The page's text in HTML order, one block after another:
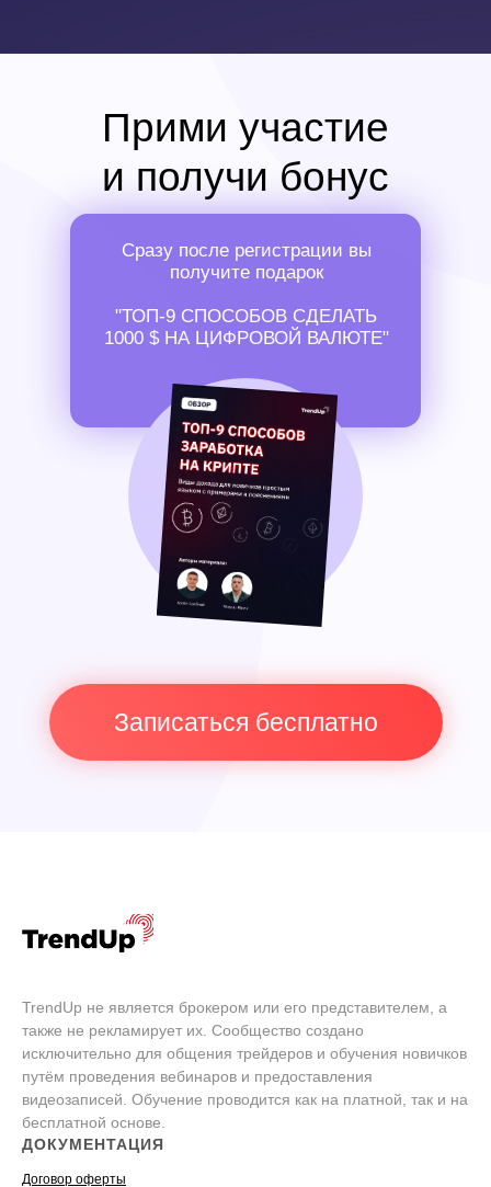
Сразу после регистрации вы
получите подарок
"ТОП-9 СПОСОБОВ СДЕЛАТЬ
1000 $ НА ЦИФРОВОЙ ВАЛЮТЕ"
Прими участие
и получи бонус
Записаться бесплатно
TrendUp не является брокером или его представителем, а
также не рекламирует их. Сообщество создано
исключительно для общения трейдеров и обучения новичков
путём проведения вебинаров и предоставления
видеозаписей. Обучение проводится как на платной, так и на
бесплатной основе.
ДОКУМЕНТАЦИЯ
Договор оферты